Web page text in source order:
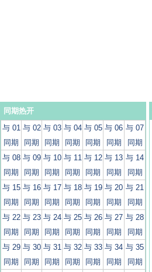
同期热开
与 01
同期
与 02
同期
与 03
同期
与 04
同期
与 05
同期
与 06
同期
与 07
同期
与 08
同期
与 09
同期
与 10
同期
与 11
同期
与 12
同期
与 13
同期
与 14
同期
与 15
同期
与 16
同期
与 17
同期
与 18
同期
与 19
同期
与 20
同期
与 21
同期
与 22
同期
与 23
同期
与 24
同期
与 25
同期
与 26
同期
与 27
同期
与 28
同期
与 29
同期
与 30
同期
与 31
同期
与 32
同期
与 33
同期
与 34
同期
与 35
同期